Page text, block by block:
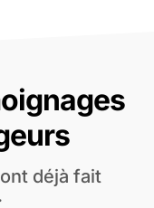
déjà fait